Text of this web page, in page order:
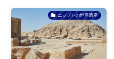
エジプトの世界遺産